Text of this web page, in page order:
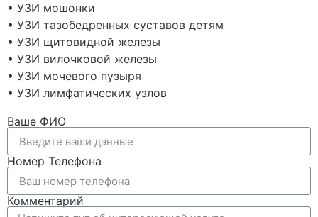
• УЗИ мошонки
• УЗИ тазобедренных суставов детям
• УЗИ щитовидной железы
• УЗИ вилочковой железы
• УЗИ мочевого пузыря
• УЗИ лимфатических узлов
Ваше ФИО
Номер Телефона
Комментарий